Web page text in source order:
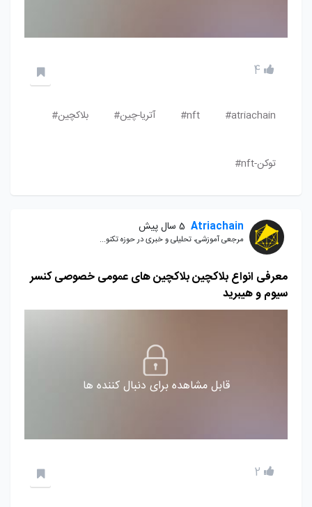
4
atriachain#
nft# آتریا-چین# بلاکچین#
توکن-nft#
Atriachain 5 سال پیش
مرجعی آموزشی، تحلیلی و خبری در حوزه تکنو...
معرفی انواع بلاکچین بلاکچین های عمومی خصوصی کنسر
سیوم و هیبرید
قابل مشاهده برای دنبال کننده ها
2